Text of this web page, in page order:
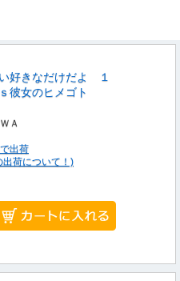
好きなだけだよ １
彼女のヒメゴト
Ａ
出荷
出荷について！)